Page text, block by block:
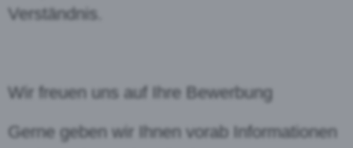
Verständnis.
Wir freuen uns auf Ihre Bewerbung
Gerne geben wir Ihnen vorab Informationen